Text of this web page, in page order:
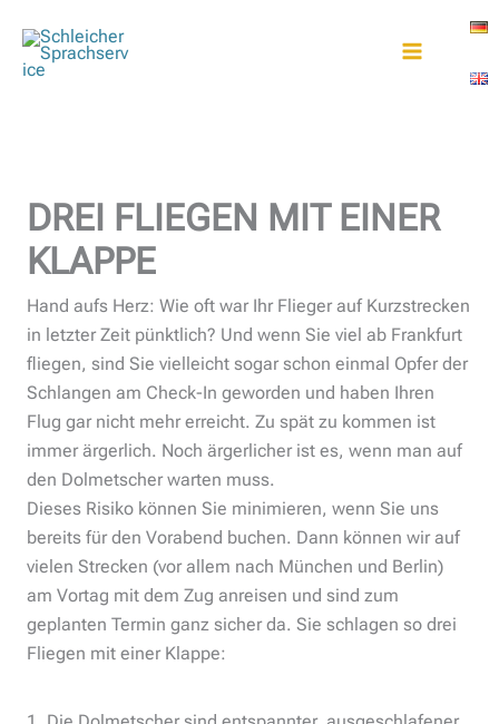
Inhalt
springen
DREI FLIEGEN MIT EINER
KLAPPE
Hand aufs Herz: Wie oft war Ihr Flieger auf Kurzstrecken
in letzter Zeit pünktlich? Und wenn Sie viel ab Frankfurt
fliegen, sind Sie vielleicht sogar schon einmal Opfer der
Schlangen am Check-In geworden und haben Ihren
Flug gar nicht mehr erreicht. Zu spät zu kommen ist
immer ärgerlich. Noch ärgerlicher ist es, wenn man auf
den Dolmetscher warten muss.
Dieses Risiko können Sie minimieren, wenn Sie uns
bereits für den Vorabend buchen. Dann können wir auf
vielen Strecken (vor allem nach München und Berlin)
am Vortag mit dem Zug anreisen und sind zum
geplanten Termin ganz sicher da. Sie schlagen so drei
Fliegen mit einer Klappe: